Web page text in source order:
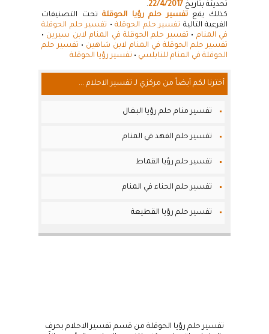
تحديثة بتاريخ 22/4/2017
.
كذلك يقعتفسير حلم رؤيا الحوقلةتحت التصنيفات
الفرعية التالية تفسير حلم الحوقلة • تفسير حلم الحوقلة
في المنام • تفسير حلم الحوقلة في المنام لابن سيرين •
تفسير حلم الحوقلة في المنام لابن شاهين • تفسير حلم
الحوقلة في المنام للنابلسي • تفسير رؤيا الحوقلة
أخترنا لكم أيضاً من مركزي لـ تفسير الاحلام ...
تفسير منام حلم رؤيا البغال
تفسير حلم الفهد في المنام
تفسير حلم رؤيا القماط
تفسير حلم الحناء في المنام
تفسير حلم رؤيا القطيعة
تفسير حلم رؤيا الحوقلة من قسم تفسير الاحلام بحرف